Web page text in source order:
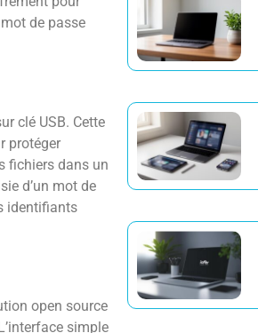
de passe
clé USB. Cette
protéger
fichiers dans un
d’un mot de
identifiants
open source
simple